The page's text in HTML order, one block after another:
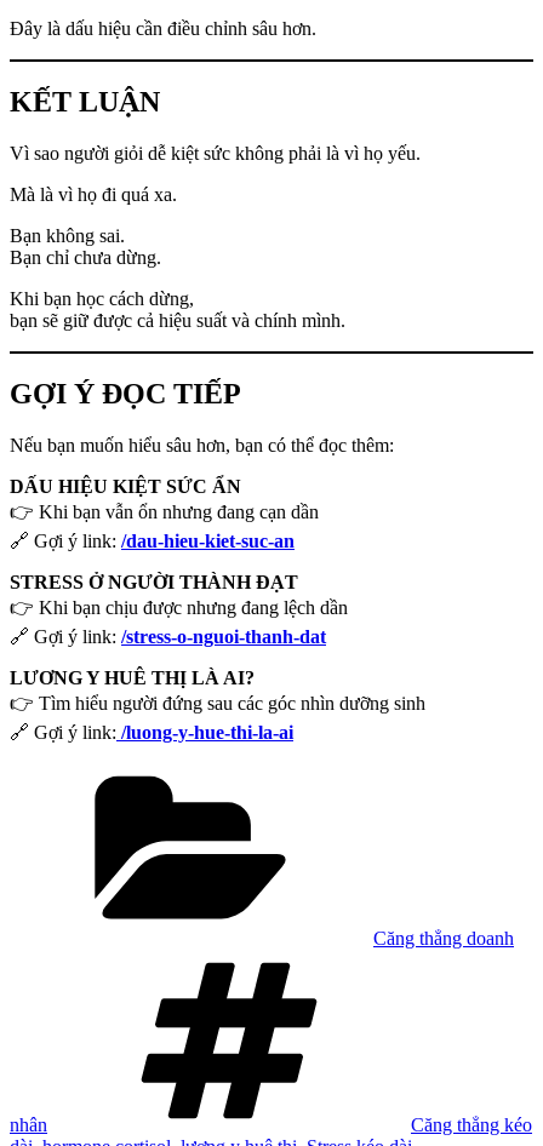
Đây là dấu hiệu cần điều chỉnh sâu hơn.
KẾT LUẬN
Vì sao người giỏi dễ kiệt sức không phải là vì họ yếu.
Mà là vì họ đi quá xa.
Bạn không sai.
Bạn chỉ chưa dừng.
Khi bạn học cách dừng,
bạn sẽ giữ được cả hiệu suất và chính mình.
GỢI Ý ĐỌC TIẾP
Nếu bạn muốn hiểu sâu hơn, bạn có thể đọc thêm:
DẤU HIỆU KIỆT SỨC ẨN
👉 Khi bạn vẫn ổn nhưng đang cạn dần
🔗 Gợi ý link: /dau-hieu-kiet-suc-an
STRESS Ở NGƯỜI THÀNH ĐẠT
👉 Khi bạn chịu được nhưng đang lệch dần
🔗 Gợi ý link: /stress-o-nguoi-thanh-dat
LƯƠNG Y HUÊ THỊ LÀ AI?
👉 Tìm hiểu người đứng sau các góc nhìn dưỡng sinh
🔗 Gợi ý link: /luong-y-hue-thi-la-ai
Căng thẳng doanh
nhân
Căng thẳng kéo